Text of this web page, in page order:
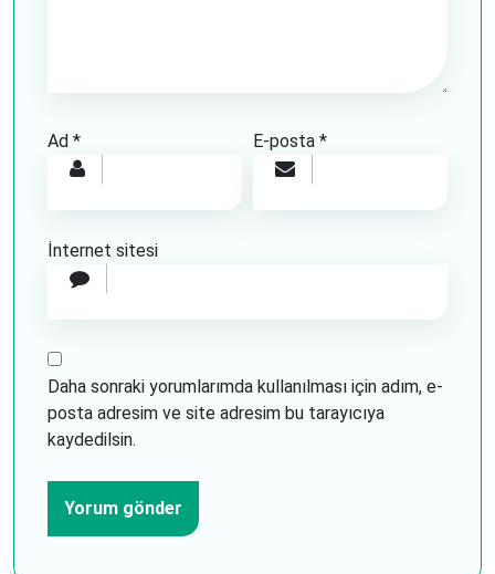
Ad * E-posta*
İnternet sitesi
Daha sonraki yorumlarımda kullanılması için adım, e-
posta adresim ve site adresim bu tarayıcıya
kaydedilsin.